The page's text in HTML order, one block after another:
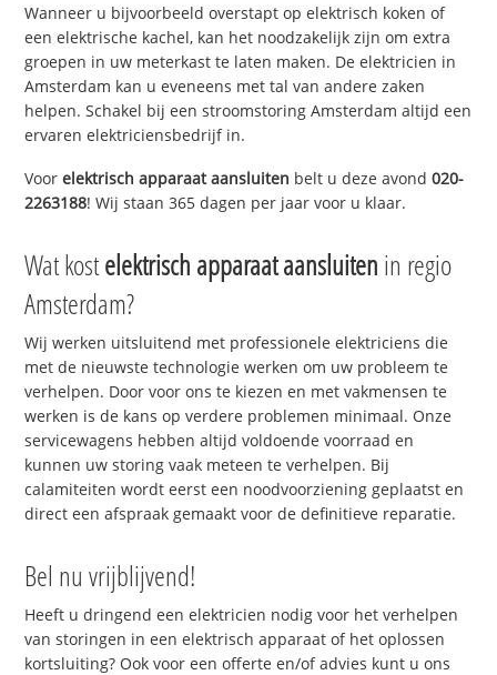
Wanneer u bijvoorbeeld overstapt op elektrisch koken of
een elektrische kachel, kan het noodzakelijk zijn om extra
groepen in uw meterkast te laten maken. De elektricien in
Amsterdam kan u eveneens met tal van andere zaken
helpen. Schakel bij een stroomstoring Amsterdam altijd een
ervaren elektriciensbedrijf in.
Voorelektrisch apparaat aansluiten belt u deze avond020-
2263188! Wij staan 365 dagen per jaar voor u klaar.
Wat kostelektrisch apparaat aansluiten in regio
Amsterdam?
Wij werken uitsluitend met professionele elektriciens die
met de nieuwste technologie werken om uw probleem te
verhelpen. Door voor ons te kiezen en met vakmensen te
werken is de kans op verdere problemen minimaal. Onze
servicewagens hebben altijd voldoende voorraad en
kunnen uw storing vaak meteen te verhelpen. Bij
calamiteiten wordt eerst een noodvoorziening geplaatst en
direct een afspraak gemaakt voor de definitieve reparatie.
Bel nu vrijblijvend!
Heeft u dringend een elektricien nodig voor het verhelpen
van storingen in een elektrisch apparaat of het oplossen
kortsluiting? Ook voor een offerte en/of advies kunt u ons